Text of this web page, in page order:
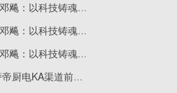
517电信日 | 鼎桥CEO邓飚：以科技铸魂强复原之力，筑就坚不可摧的“数字生命线”
517电信日 | 鼎桥CEO邓飚：以科技铸魂强复原之力，筑就坚不可摧的“数字生命线”
517电信日 | 鼎桥CEO邓飚：以科技铸魂强复原之力，筑就坚不可摧的“数字生命线”
行业唯一正增长！卡萨帝厨电KA渠道前4月收入增37%